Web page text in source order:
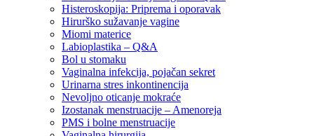
Histeroskopija: Priprema i oporavak
Hirurško sužavanje vagine
Miomi materice
Labioplastika – Q&A
Bol u stomaku
Vaginalna infekcija, pojačan sekret
Urinarna stres inkontinencija
Nevoljno oticanje mokraće
Izostanak menstruacije – Amenoreja
PMS i bolne menstruacije